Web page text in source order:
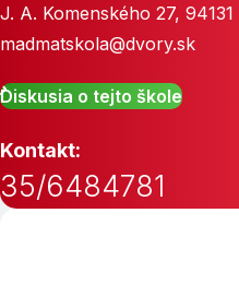
J. A. Komenského 27, 94131
madmatskola@dvory.sk
Diskusia o tejto škole
Kontakt:
35/6484781